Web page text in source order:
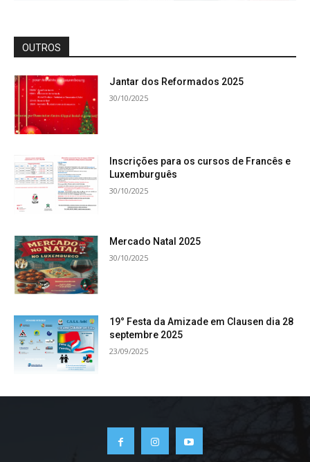
OUTROS
Jantar dos Reformados 2025
30/10/2025
Inscrições para os cursos de Francês e
Luxemburguês
30/10/2025
Mercado Natal 2025
30/10/2025
19° Festa da Amizade em Clausen dia 28
septembre 2025
23/09/2025